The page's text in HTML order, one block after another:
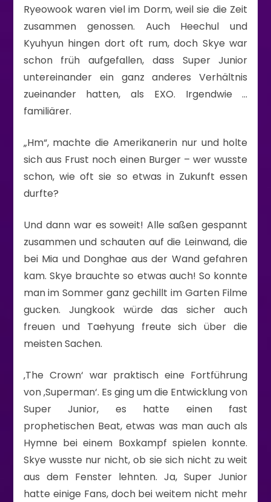
Ryeowook waren viel im Dorm, weil sie die Zeit
zusammen genossen. Auch Heechul und
Kyuhyun hingen dort oft rum, doch Skye war
schon früh aufgefallen, dass Super Junior
untereinander ein ganz anderes Verhältnis
zueinander hatten, als EXO. Irgendwie …
familiärer.
„Hm“, machte die Amerikanerin nur und holte
sich aus Frust noch einen Burger – wer wusste
schon, wie oft sie so etwas in Zukunft essen
durfte?
Und dann war es soweit! Alle saßen gespannt
zusammen und schauten auf die Leinwand, die
bei Mia und Donghae aus der Wand gefahren
kam. Skye brauchte so etwas auch! So konnte
man im Sommer ganz gechillt im Garten Filme
gucken. Jungkook würde das sicher auch
freuen und Taehyung freute sich über die
meisten Sachen.
‚The Crown‘ war praktisch eine Fortführung
von ‚Superman‘. Es ging um die Entwicklung von
Super Junior, es hatte einen fast
prophetischen Beat, etwas was man auch als
Hymne bei einem Boxkampf spielen konnte.
Skye wusste nur nicht, ob sie sich nicht zu weit
aus dem Fenster lehnten. Ja, Super Junior
hatte einige Fans, doch bei weitem nicht mehr